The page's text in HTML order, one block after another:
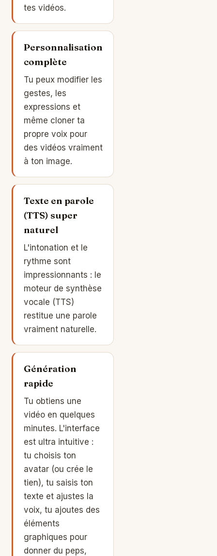
tes vidéos.
Personnalisation
complète
Tu peux modifier les
gestes, les
expressions et
même cloner ta
propre voix pour
des vidéos vraiment
à ton image.
Texte en parole
(TTS) super
naturel
L'intonation et le
rythme sont
impressionnants : le
moteur de synthèse
vocale (TTS)
restitue une parole
vraiment naturelle.
Génération
rapide
Tu obtiens une
vidéo en quelques
minutes. L'interface
est ultra intuitive :
tu choisis ton
avatar (ou crée le
tien), tu saisis ton
texte et ajustes la
voix, tu ajoutes des
éléments
graphiques pour
donner du peps,